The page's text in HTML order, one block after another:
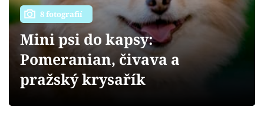
Přihlášení
Sledujte nás
8 fotografií
Mini psi do kapsy:
Pomeranian, čivava a
pražský krysařík